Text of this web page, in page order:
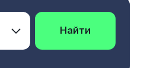
Найти